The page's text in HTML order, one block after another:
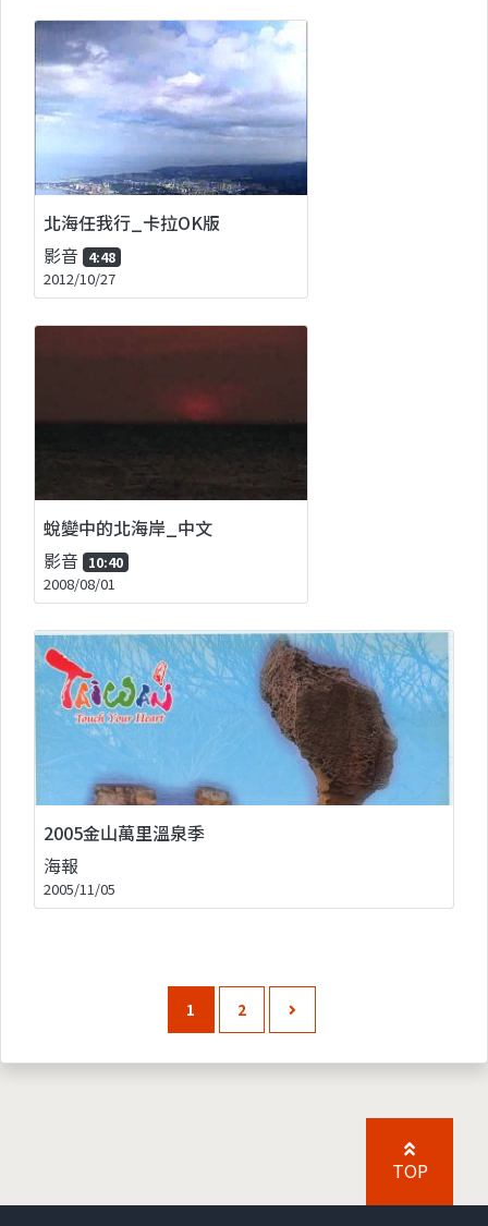
北海任我行_卡拉OK版
影音 4:48
2012/10/27
蛻變中的北海岸_中文
影音 10:40
2008/08/01
2005金山萬里溫泉季
海報
2005/11/05
1 2
TOP